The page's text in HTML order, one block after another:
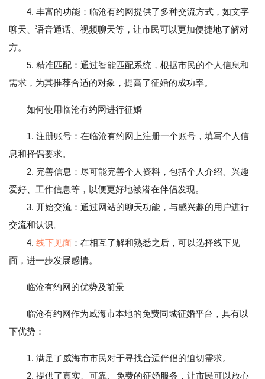
4. 丰富的功能：临沧有约网提供了多种交流方式，如文字
聊天、语音通话、视频聊天等，让市民可以更加便捷地了解对
方。
5. 精准匹配：通过智能匹配系统，根据市民的个人信息和
需求，为其推荐合适的对象，提高了征婚的成功率。
如何使用临沧有约网进行征婚
1. 注册账号：在临沧有约网上注册一个账号，填写个人信
息和择偶要求。
2. 完善信息：尽可能完善个人资料，包括个人介绍、兴趣
爱好、工作信息等，以便更好地被潜在伴侣发现。
3. 开始交流：通过网站的聊天功能，与感兴趣的用户进行
交流和认识。
4. 线下见面 ：在相互了解和熟悉之后，可以选择线下见
面，进一步发展感情。
临沧有约网的优势及前景
临沧有约网作为威海市本地的免费同城征婚平台，具有以
下优势：
1. 满足了威海市市民对于寻找合适伴侣的迫切需求。
2. 提供了真实、可靠、免费的征婚服务，让市民可以放心